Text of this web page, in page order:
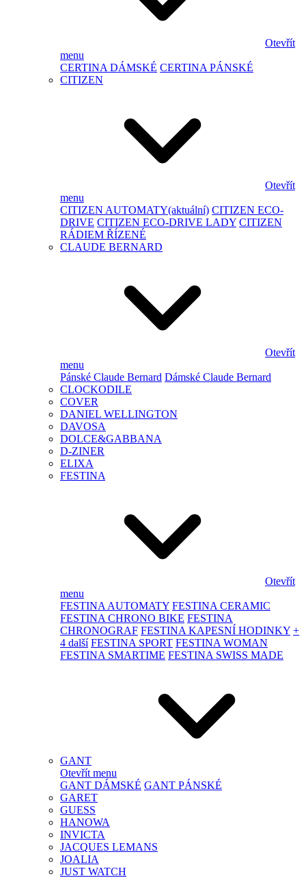
Otevřít
menu
CERTINA DÁMSKÉ CERTINA PÁNSKÉ
CITIZEN
Otevřít
menu
CITIZEN AUTOMATY(aktuální) CITIZEN ECO-
DRIVE CITIZEN ECO-DRIVE LADY CITIZEN
RÁDIEM ŘÍZENÉ
CLAUDE BERNARD
Otevřít
menu
Pánské Claude Bernard Dámské Claude Bernard
CLOCKODILE
COVER
DANIEL WELLINGTON
DAVOSA
DOLCE&GABBANA
D-ZINER
ELIXA
FESTINA
Otevřít
menu
FESTINA AUTOMATY FESTINA CERAMIC
FESTINA CHRONO BIKE FESTINA
CHRONOGRAF FESTINA KAPESNÍ HODINKY +
4 další FESTINA SPORT FESTINA WOMAN
FESTINA SMARTIME FESTINA SWISS MADE
GANT
Otevřít menu
GANT DÁMSKÉ GANT PÁNSKÉ
GARET
GUESS
HANOWA
INVICTA
JACQUES LEMANS
JOALIA
JUST WATCH